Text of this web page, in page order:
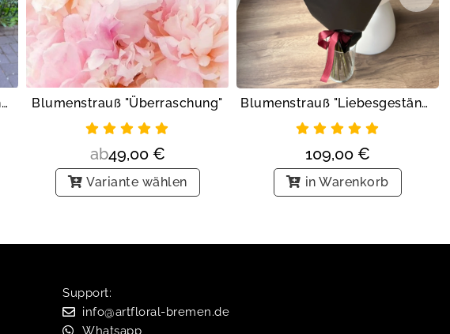
Blumenstrauß "Rosa Zärtlichkeit" Blumenstrauß "Überraschung"
ab49,00 €
Variante wählen
Blumenstrauß "Liebesgeständnis"
109,00 €
in Warenkorb
Support:​
info@artfloral-bremen.de
Whatsapp